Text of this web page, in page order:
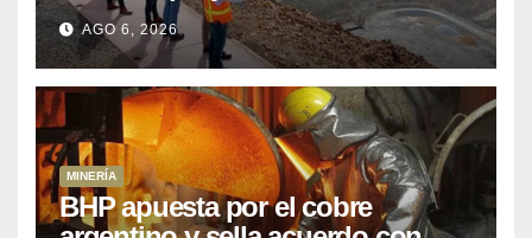
que Perú lleva 15 años
posponiendo
AGO 6, 2026
MINERÍA
BHP apuesta por el cobre